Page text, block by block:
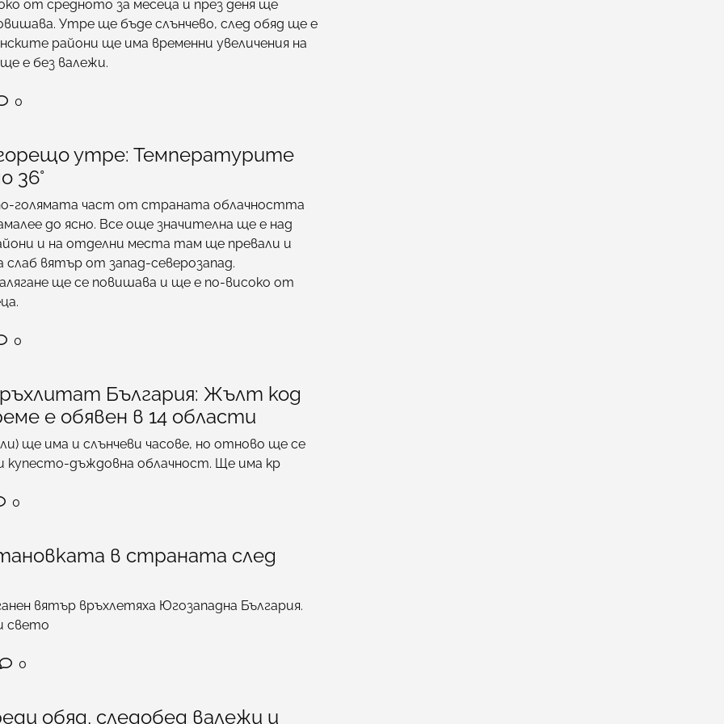
от средното за месеца и през деня ще
Утре ще бъде слънчево, след обяд ще е
райони ще има временни увеличения на
е без валежи.
0
утре: Температурите
36°
голямата част от страната облачността
до ясно. Все още значителна ще е над
и на отделни места там ще превали и
слаб вятър от запад-северозапад.
ще се повишава и ще е по-високо от
0
България: Жълт код
е обявен в 14 области
ще има и слънчеви часове, но отново ще се
купесто-дъждовна облачност. Ще има кр
0
в страната след
вятър връхлетяха Югозападна България.
свето
0
обяд, следобед валежи и